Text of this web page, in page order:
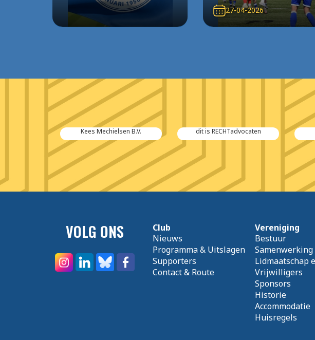
27-04-2026
Kees Mechielsen B.V. dit is RECHTadvocaten
VOLG ONS
Club
Nieuws
Programma & Uitslagen
Supporters
Contact & Route
Vereniging
Bestuur
Samenwerking
Lidmaatschap
Vrijwilligers
Sponsors
Historie
Accommodatie
Huisregels